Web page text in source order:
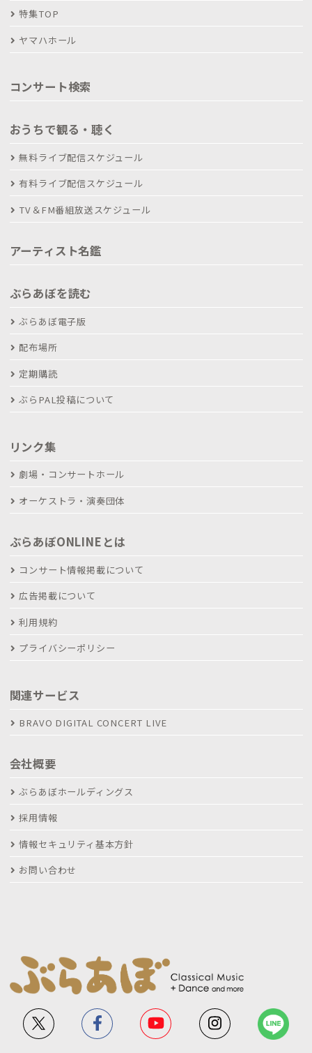
特集TOP
ヤマハホール
コンサート検索
おうちで観る・聴く
無料ライブ配信スケジュール
有料ライブ配信スケジュール
TV＆FM番組放送スケジュール
アーティスト名鑑
ぶらあぼを読む
ぶらあぼ電子版
配布場所
定期購読
ぶらPAL投稿について
リンク集
劇場・コンサートホール
オーケストラ・演奏団体
ぶらあぼONLINEとは
コンサート情報掲載について
広告掲載について
利用規約
プライバシーポリシー
関連サービス
BRAVO DIGITAL CONCERT LIVE
会社概要
ぶらあぼホールディングス
採用情報
情報セキュリティ基本方針
お問い合わせ